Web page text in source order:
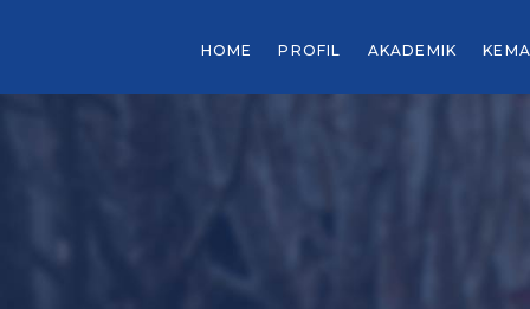
HOME PROFIL AKADEMIK